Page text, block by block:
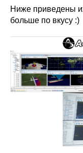
Ниже приведены
больше по вкусу :)